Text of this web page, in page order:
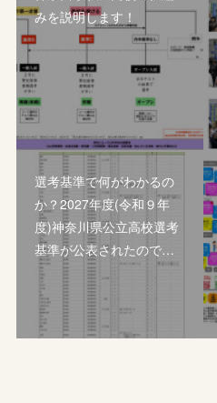
みを説明します！
選考基準で何がわかるの
か？2027年度(令和９年
度)神奈川県公立高校選考
基準が公表されたので…